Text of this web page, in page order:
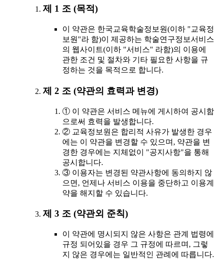
제 1 조 (목적)
이 약관은 한국교육학술정보원(이하 "교육정
보원"라 함)이 제공하는 학술연구정보서비스
의 웹사이트(이하 "서비스" 라함)의 이용에
관한 조건 및 절차와 기타 필요한 사항을 규
정하는 것을 목적으로 합니다.
제 2 조 (약관의 효력과 변경)
① 이 약관은 서비스 메뉴에 게시하여 공시함
으로써 효력을 발생합니다.
② 교육정보원은 합리적 사유가 발생한 경우
에는 이 약관을 변경할 수 있으며, 약관을 변
경한 경우에는 지체없이 "공지사항"을 통해
공시합니다.
③ 이용자는 변경된 약관사항에 동의하지 않
으면, 언제나 서비스 이용을 중단하고 이용계
약을 해지할 수 있습니다.
제 3 조 (약관외 준칙)
이 약관에 명시되지 않은 사항은 관계 법령에
규정 되어있을 경우 그 규정에 따르며, 그렇
지 않은 경우에는 일반적인 관례에 따릅니다.